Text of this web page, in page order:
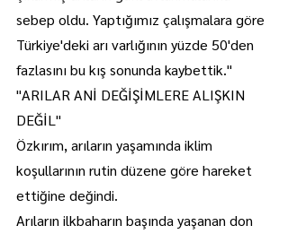
sebep oldu. Yaptığımız çalışmalara göre
Türkiye'deki arı varlığının yüzde 50'den
fazlasını bu kış sonunda kaybettik."
"ARILAR ANİ DEĞİŞİMLERE ALIŞKIN
DEĞİL"
Özkırım, arıların yaşamında iklim
koşullarının rutin düzene göre hareket
ettiğine değindi.
Arıların ilkbaharın başında yaşanan don